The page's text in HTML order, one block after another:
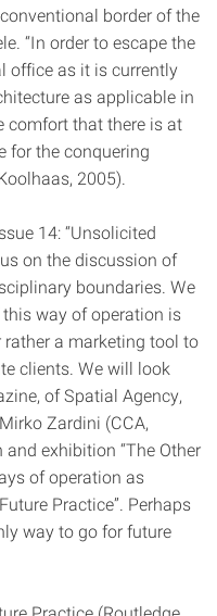
border of the
“In order to escape the
office as it is currently
as applicable in
comfort that there is at
for the conquering
2005).
14: “Unsolicited
on the discussion of
boundaries. We
way of operation is
a marketing tool to
clients. We will look
of Spatial Agency,
Zardini (CCA,
exhibition “The Other
of operation as
Practice”. Perhaps
way to go for future